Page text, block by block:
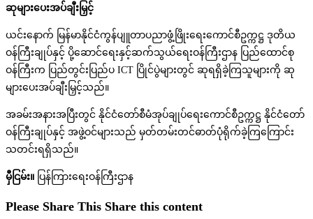
ဆုများပေးအပ်ချီးမြှင့်
ယင်းနောက် မြန်မာနိုင်ငံကွန်ပျူတာပညာဖွံ့ဖြိုးရေးကောင်စီဥက္ကဋ္ဌ ဒုတိယ
ဝန်ကြီးချုပ်နှင့် ပို့ဆောင်ရေးနှင့်ဆက်သွယ်ရေးဝန်ကြီးဌာန ပြည်ထောင်စု
ဝန်ကြီးက ပြည်တွင်းပြည်ပ ICT ပြိုင်ပွဲများတွင် ဆုရရှိခဲ့ကြသူများကို ဆု
များပေးအပ်ချီးမြှင့်သည်။
အခမ်းအနားအပြီးတွင် နိုင်ငံတော်စီမံအုပ်ချုပ်ရေးကောင်စီဥက္ကဋ္ဌ နိုင်ငံတော်
ဝန်ကြီးချုပ်နှင့် အဖွဲ့ဝင်များသည် မှတ်တမ်းတင်ဓာတ်ပုံရိုက်ခဲ့ကြကြောင်း
သတင်းရရှိသည်။
မှီငြမ်း။ ပြန်ကြားရေးဝန်ကြီးဌာန
Please Share This Share this content